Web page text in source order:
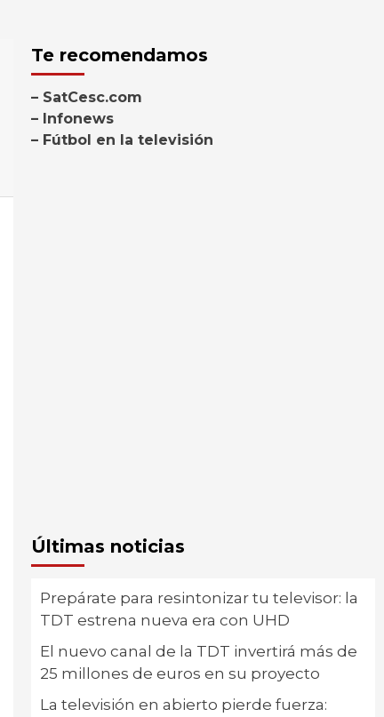
Te recomendamos
– SatCesc.com
– Infonews
– Fútbol en la televisión
Últimas noticias
Prepárate para resintonizar tu televisor: la
TDT estrena nueva era con UHD
El nuevo canal de la TDT invertirá más de
25 millones de euros en su proyecto
La televisión en abierto pierde fuerza: